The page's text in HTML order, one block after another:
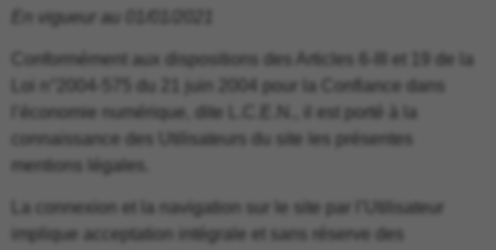
En vigueur au 01/01/2021
Conformément aux dispositions des Articles 6-III et 19 de la
Loi n°2004-575 du 21 juin 2004 pour la Confiance dans
l’économie numérique, dite L.C.E.N., il est porté à la
connaissance des Utilisateurs du site les présentes
mentions légales.
La connexion et la navigation sur le site par l’Utilisateur
implique acceptation intégrale et sans réserve des